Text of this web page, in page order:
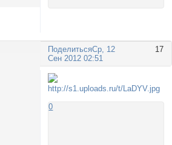
Поделиться 17
Ср, 12
Сен 2012 02:51
0